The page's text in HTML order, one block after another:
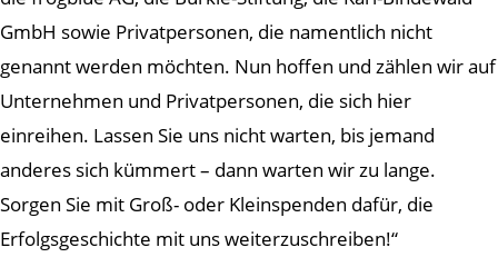
GmbH sowie Privatpersonen, die namentlich nicht
genannt werden möchten. Nun hoffen und zählen wir auf
Unternehmen und Privatpersonen, die sich hier
einreihen. Lassen Sie uns nicht warten, bis jemand
anderes sich kümmert – dann warten wir zu lange.
Sorgen Sie mit Groß- oder Kleinspenden dafür, die
Erfolgsgeschichte mit uns weiterzuschreiben!“